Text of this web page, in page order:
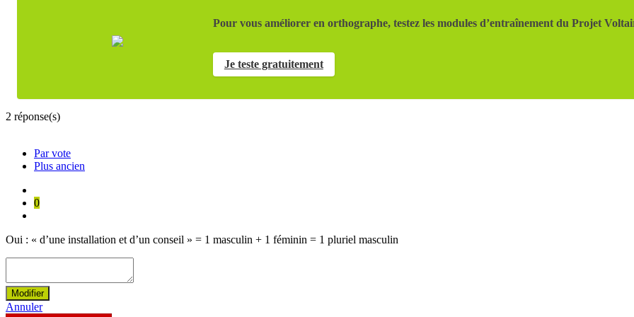
Pour vous améliorer en orthographe, testez les modules d’entraînement du Projet
Je teste gratuitement
2 réponse(s)
Par vote
Plus ancien
0
Oui : « d’une installation et d’un conseil » = 1 masculin + 1 féminin = 1 pluriel masculin
Modifier
Annuler